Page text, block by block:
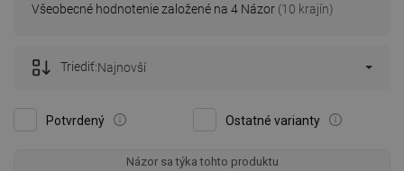
Všeobecné hodnotenie založené na 4 Názor (10 krajín)
Potvrdený Ostatné varianty
Triediť:Najnovší
Názor sa týka tohto produktu